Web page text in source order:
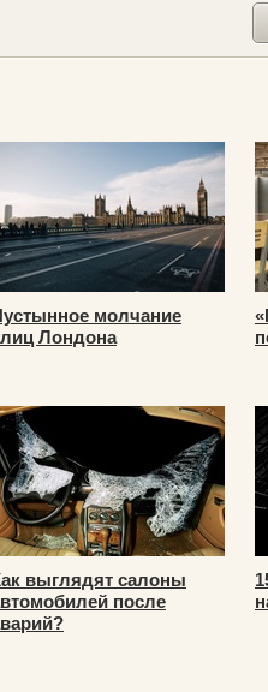
молчание
Лондона
выглядят салоны
после